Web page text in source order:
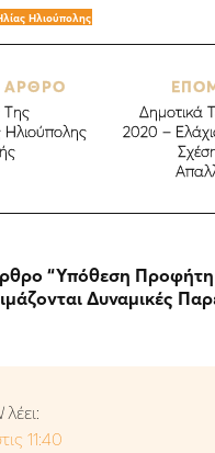
Ηλιούπολης
ΑΡΘΡΟ
Της
Ηλιούπολης
Δημοτικά
2020 –
“Υπόθεση Προφήτη
Δυναμικές
λέει:
11:40